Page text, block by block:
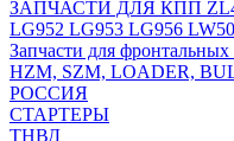
ЗАПЧАСТИ ДЛЯ КПП
LG952 LG953 LG956
Запчасти для
HZM, SZM, LOADER,
РОССИЯ
СТАРТЕРЫ
ТНВД